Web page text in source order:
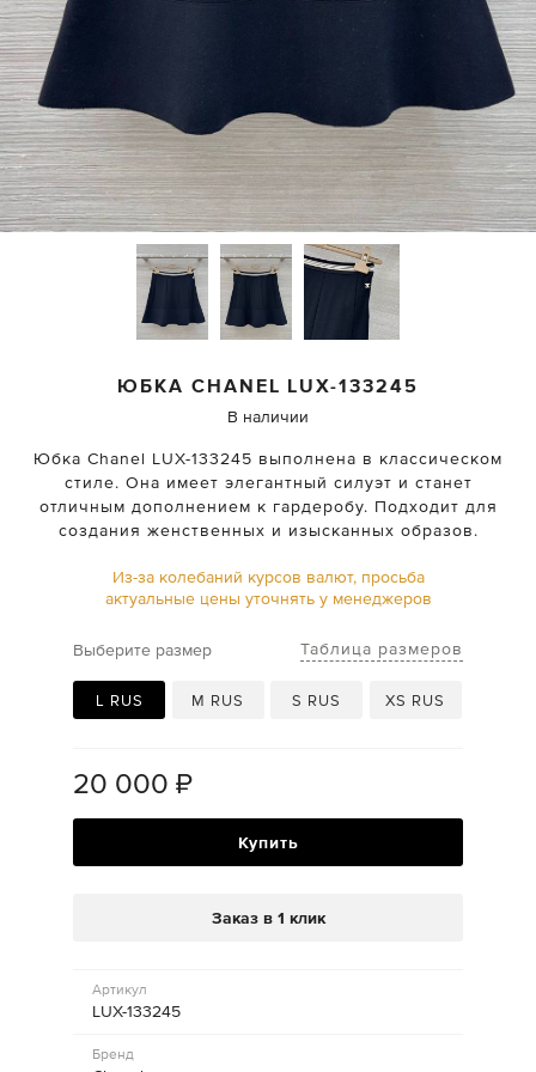
ЮБКА CHANEL LUX-133245
В наличии
Юбка Chanel LUX-133245 выполнена в классическом
стиле. Она имеет элегантный силуэт и станет
отличным дополнением к гардеробу. Подходит для
создания женственных и изысканных образов.
Из-за колебаний курсов валют, просьба
актуальные цены уточнять у менеджеров
Выберите размер Таблица размеров
L RUS M RUS S RUS XS RUS
20 000 ₽
Купить
Заказ в 1 клик
Артикул
LUX-133245
Бренд